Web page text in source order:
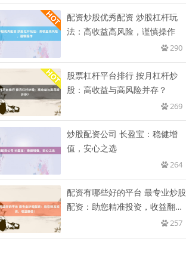
配资炒股优秀配资 炒股杠杆玩
法：高收益高风险，谨慎操作
290
股票杠杆平台排行 按月杠杆炒
股：高收益与高风险并存？
269
炒股配资公司 长盈宝：稳健增
值，安心之选
264
配资有哪些好的平台 最专业炒股
配资：助您精准投资，收益翻
257